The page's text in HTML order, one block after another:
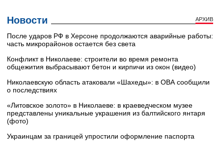
Новости АРХИВ
После ударов РФ в Херсоне продолжаются аварийные работы:
часть микрорайонов остается без света
Конфликт в Николаеве: строители во время ремонта
общежития выбрасывают бетон и кирпичи из окон (видео)
Николаевскую область атаковали «Шахеды»: в ОВА сообщили
о последствиях
«Литовское золото» в Николаеве: в краеведческом музее
представлены уникальные украшения из балтийского янтаря
(фото)
Украинцам за границей упростили оформление паспорта